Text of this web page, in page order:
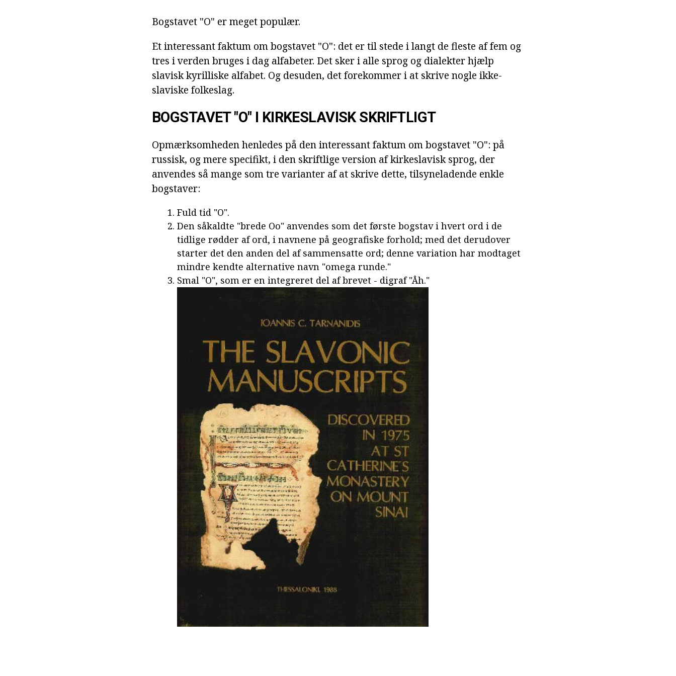
Bogstavet "O" er meget populær.
Et interessant faktum om bogstavet "O": det er til stede i langt de fleste af fem og
tres i verden bruges i dag alfabeter. Det sker i alle sprog og dialekter hjælp
slavisk kyrilliske alfabet. Og desuden, det forekommer i at skrive nogle ikke-
slaviske folkeslag.
BOGSTAVET "O" I KIRKESLAVISK SKRIFTLIGT
Opmærksomheden henledes på den interessant faktum om bogstavet "O": på
russisk, og mere specifikt, i den skriftlige version af kirkeslavisk sprog, der
anvendes så mange som tre varianter af at skrive dette, tilsyneladende enkle
bogstaver:
Fuld tid "O".
Den såkaldte "brede Oo" anvendes som det første bogstav i hvert ord i de
tidlige rødder af ord, i navnene på geografiske forhold; med det derudover
starter det den anden del af sammensatte ord; denne variation har modtaget
mindre kendte alternative navn "omega runde."
Smal "O", som er en integreret del af brevet - digraf "Åh."